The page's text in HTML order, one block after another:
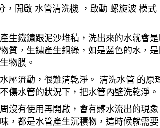
，開啟 水管清洗機 ，啟動 螺旋波 模
生鐵鏽跟泥沙堆積，洗出來的水就會
質，生鏽產生銅綠，如是藍色的水，
物膜。
壓流動，很難清乾淨。 清洗水管 的
傷水管的狀況下，把水管內壁洗乾淨。
沒有使用再開啟，會有髒水流出的現
，都是水管產生沉積物，這時候就需要